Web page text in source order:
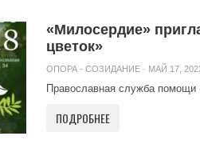
«Милосердие»
цветок»
ОПОРА - СОЗИДАНИЕ · МАЙ 17,
Православная служба помощи
ПОДРОБНЕЕ